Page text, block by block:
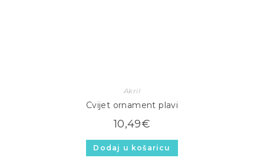
Akril
Cvijet ornament plavi
10,49€
Dodaj u košaricu